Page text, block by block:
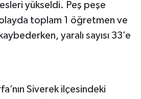
yükseldi. Peş peşe
toplam 1 öğretmen ve
yaralı sayısı 33’e
Siverek ilçesindeki